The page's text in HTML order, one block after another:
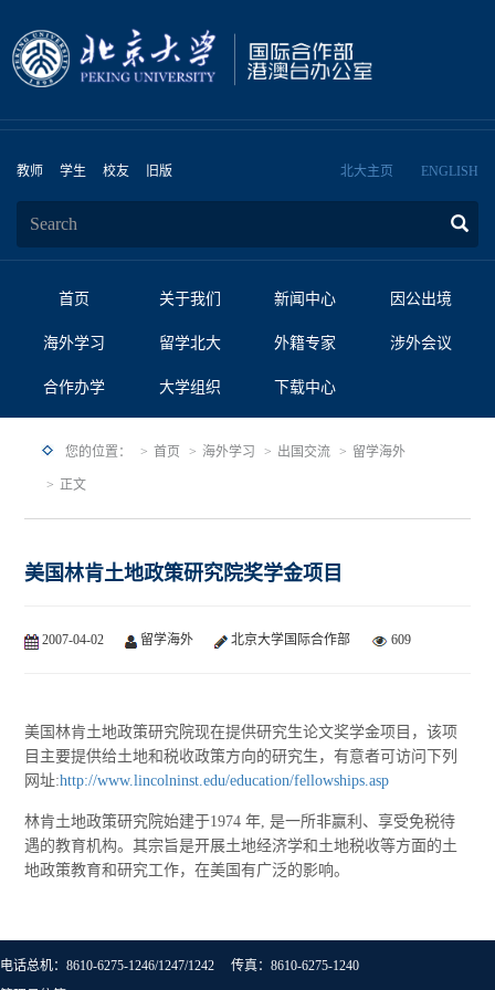
教师 学生 校友 旧版 北大主页 ENGLISH
首页 关于我们 新闻中心 因公出境
海外学习 留学北大 外籍专家 涉外会议
合作办学 大学组织 下载中心
您的位置： 首页 海外学习 出国交流 留学海外
正文
美国林肯土地政策研究院奖学金项目
2007-04-02 留学海外 北京大学国际合作部 609
美国林肯土地政策研究院现在提供研究生论文奖学金项目，该项
目主要提供给土地和税收政策方向的研究生，有意者可访问下列
网址:http://www.lincolninst.edu/education/fellowships.asp
林肯土地政策研究院始建于1974 年, 是一所非赢利、享受免税待
遇的教育机构。其宗旨是开展土地经济学和土地税收等方面的土
地政策教育和研究工作，在美国有广泛的影响。
电话总机：8610-6275-1246/1247/1242 传真：8610-6275-1240